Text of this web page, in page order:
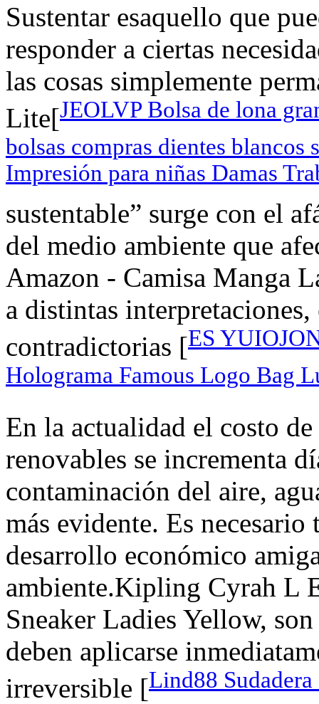
Sustentar esaquello que
responder a ciertas
las cosas simplemente
Lite[JEOLVP Bolsa de lona
bolsas compras dientes
Impresión para niñas Damas
sustentable” surge con el
del medio ambiente que
Amazon - Camisa Manga
a distintas interpretaciones,
contradictorias [ES
Holograma Famous Logo Bag
En la actualidad el costo
renovables se incrementa
contaminación del aire,
más evidente. Es
desarrollo económico
ambiente.Kipling Cyrah L
Sneaker Ladies Yellow,
deben aplicarse
irreversible [Lind88